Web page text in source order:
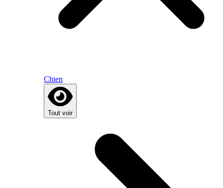
Chien
Tout voir